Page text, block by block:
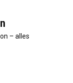
– alles